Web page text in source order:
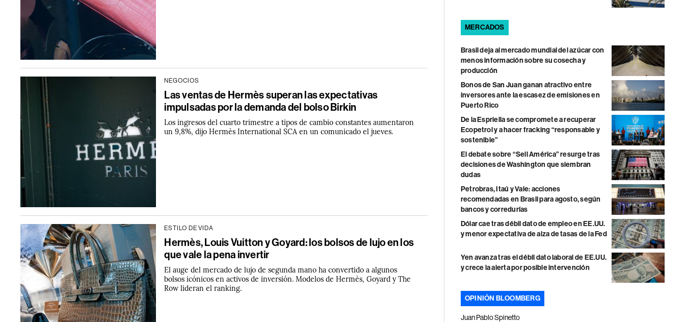
NEGOCIOS
Las ventas de Hermès superan las expectativas
impulsadas por la demanda del bolso Birkin
Los ingresos del cuarto trimestre a tipos de cambio constantes aumentaron
un 9,8%, dijo Hermès International SCA en un comunicado el jueves.
ESTILO DE VIDA
Hermès, Louis Vuitton y Goyard: los bolsos de lujo en los
que vale la pena invertir
El auge del mercado de lujo de segunda mano ha convertido a algunos
bolsos icónicos en activos de inversión. Modelos de Hermès, Goyard y The
Row lideran el ranking.
MERCADOS
Brasil deja al mercado mundial del azúcar con
menos información sobre su cosecha y
producción
Bonos de San Juan ganan atractivo entre
inversores ante la escasez de emisiones en
Puerto Rico
De la Espriella se compromete a recuperar
Ecopetrol y a hacer fracking “responsable y
sostenible”
El debate sobre “Sell América” resurge tras
decisiones de Washington que siembran
dudas
Petrobras, Itaú y Vale: acciones
recomendadas en Brasil para agosto, según
bancos y corredurías
Dólar cae tras débil dato de empleo en EE.UU.
y menor expectativa de alza de tasas de la Fed
Yen avanza tras el débil dato laboral de EE.UU.
y crece la alerta por posible intervención
OPINIÓN BLOOMBERG
Juan Pablo Spinetto